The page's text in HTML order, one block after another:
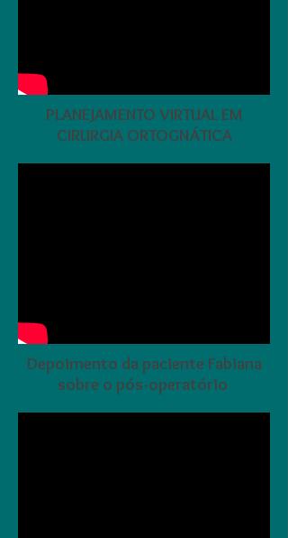
PLANEJAMENTO VIRTUAL EM
CIRURGIA ORTOGNÁTICA
Depoimento da paciente Fabiana
sobre o pós-operatório